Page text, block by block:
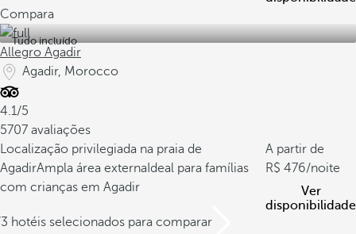
Compara
Tudo incluído
Allegro Agadir
Agadir, Morocco
4.1/5
5707 avaliações
Localização privilegiada na praia de
AgadirAmpla área externa Ideal para famílias
com crianças em Agadir
A partir de
476/noite
Ver
disponibilidade
hotéis selecionados para comparar